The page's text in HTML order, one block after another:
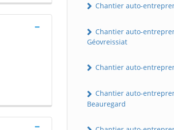
Chantier auto-
Chantier auto-
Géovreissiat
Chantier auto-
Chantier auto-
Beauregard